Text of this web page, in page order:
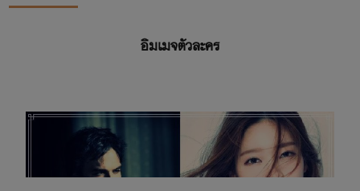
อิมเมจตัวละคร